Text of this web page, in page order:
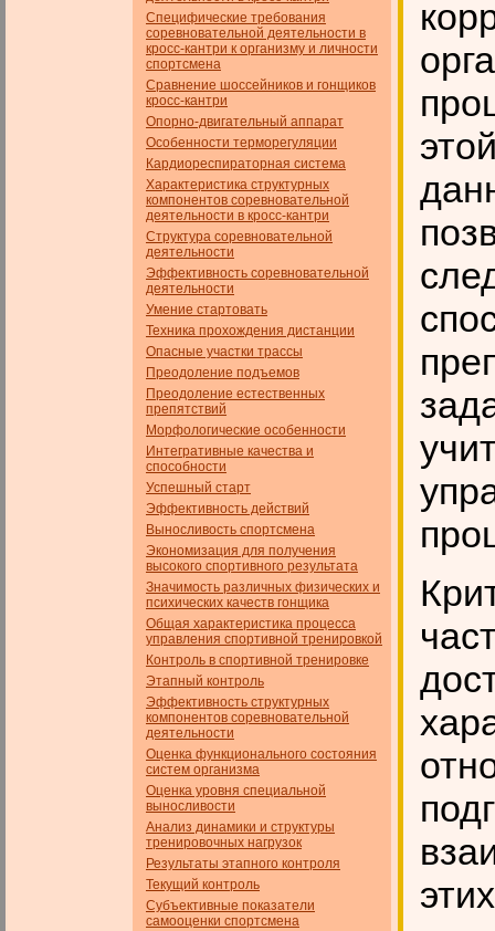
Специфические требования
соревновательной деятельности в
кросс-кантри к организму и личности
спортсмена
Сравнение шоссейников и гонщиков
кросс-кантри
Опорно-двигательный аппарат
Особенности терморегуляции
Кардиореспираторная система
Характеристика структурных
компонентов соревновательной
деятельности в кросс-кантри
Структура соревновательной
деятельности
Эффективность соревновательной
деятельности
Умение стартовать
Техника прохождения дистанции
Опасные участки трассы
Преодоление подъемов
Преодоление естественных
препятствий
Морфологические особенности
Интегративные качества и
способности
Успешный старт
Эффективность действий
Выносливость спортсмена
Экономизация для получения
высокого спортивного результата
Значимость различных физических и
психических качеств гон­щика
Общая характеристика процесса
управления спортивной тренировкой
Контроль в спортивной тренировке
Этапный контроль
Эффективность структурных
компонентов соревновательной
деятельности
Оценка функционального состояния
систем организма
Оценка уровня специальной
выносливости
Анализ динамики и структуры
тренировочных нагрузок
Результаты этапного контроля
Текущий контроль
Субъективные показатели
самооценки спортсмена